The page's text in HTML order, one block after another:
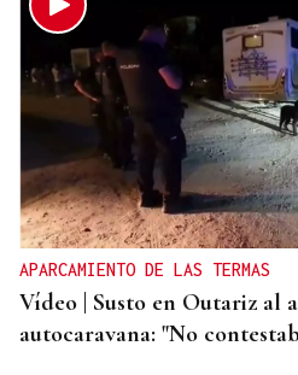
Jenaro
TRAZADO
El sueño de una
APARCAMIENTO DE LAS TERMAS
Vídeo | Susto en Outariz al
autocaravana: "No